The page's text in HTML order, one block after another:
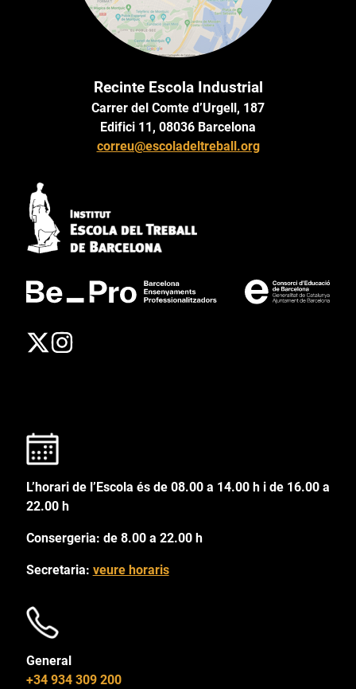
Recinte Escola Industrial
Carrer del Comte d’Urgell, 187
Edifici 11, 08036 Barcelona
correu@escoladeltreball.org
L’horari de l’Escola és de 08.00 a 14.00 h i de 16.00 a
22.00 h
Consergeria: de 8.00 a 22.00 h
Secretaria: veure horaris
General
+34 934 309 200